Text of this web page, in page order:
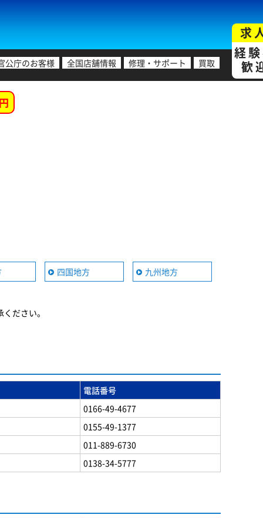
公庁のお客様 全国店舗情報 修理・サポート 買取
求
経
歓
四国地方 九州地方
ださい。
電話番号
0166-49-4677
0155-49-1377
011-889-6730
0138-34-5777